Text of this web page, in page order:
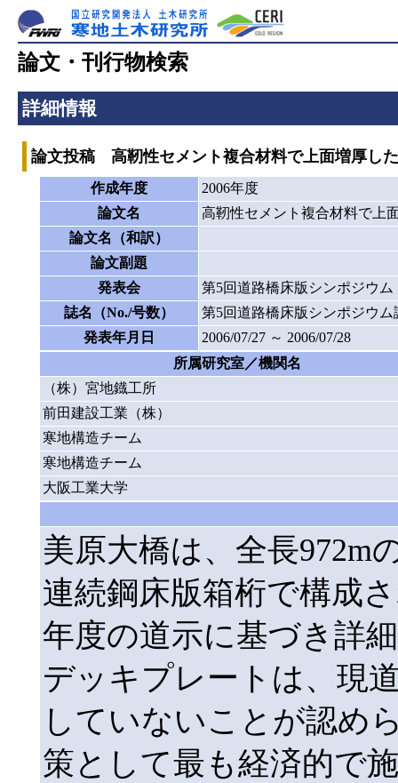
論文・刊行物検索
詳細情報
論文投稿 高靭性セメント複合材料で上面増厚し
作成年度
2006年度
論文名
高靭性セメント複合材料で上
論文名（和訳）
論文副題
発表会
第5回道路橋床版シンポジウム
誌名（No./号数）
第5回道路橋床版シンポジウム
発表年月日
2006/07/27 ～ 2006/07/28
所属研究室／機関名
（株）宮地鐡工所
前田建設工業（株）
寒地構造チーム
寒地構造チーム
大阪工業大学
美原大橋は、全長972m
連続鋼床版箱桁で構成
年度の道示に基づき詳
デッキプレートは、現
していないことが認め
策として最も経済的で